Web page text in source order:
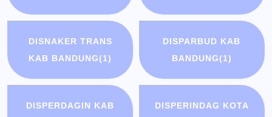
DISNAKER TRANS
KAB BANDUNG(1)
DISPARBUD KAB
BANDUNG(1)
DISPERDAGIN KAB
DISPERINDAG KOTA